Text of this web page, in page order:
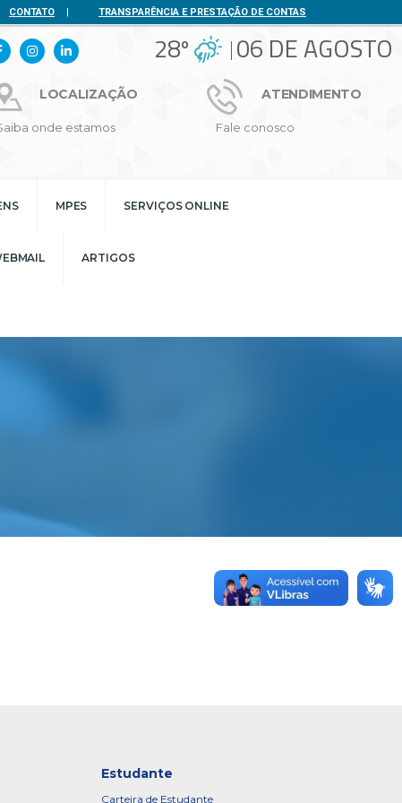
CONTATO | TRANSPARÊNCIA E PRESTAÇÃO DE CONTAS
28º 06 DE AGOSTO
LOCALIZAÇÃO
onde estamos
ATENDIMENTO
Fale conosco
MPES SERVIÇOS ONLINE
ARTIGOS
Estudante
Carteira de Estudante